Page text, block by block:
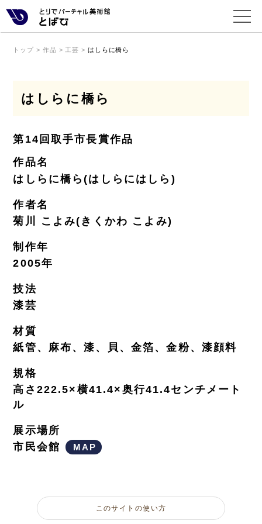
トップ > 作品 > 工芸 > はしらに橋ら
はしらに橋ら
第14回取手市長賞作品
作品名
はしらに橋ら(はしらにはしら)
作者名
菊川 こよみ(きくかわ こよみ)
制作年
2005年
技法
漆芸
材質
紙管、麻布、漆、貝、金箔、金粉、漆顔料
規格
高さ222.5×横41.4×奥行41.4センチメート
ル
展示場所
市民会館
MAP
このサイトの使い方